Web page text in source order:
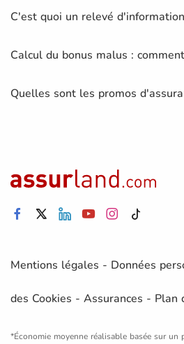
C'est quoi un relevé
Calcul du bonus malus :
Quelles sont les promos
Mentions légales - Données
des Cookies - Assurances - Plan
*Économie moyenne réalisable basée sur un